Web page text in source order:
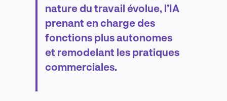
nature du travail évolue, l’IA
prenant en charge des
fonctions plus autonomes
et remodelant les pratiques
commerciales.